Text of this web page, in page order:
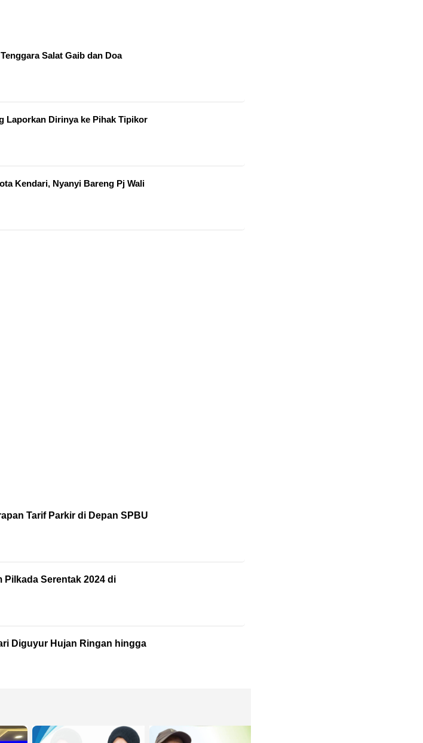
Salat Gaib dan Doa
Laporkan Dirinya ke Pihak Tipikor
Kendari, Nyanyi Bareng Pj Wali
Tarif Parkir di Depan SPBU
Pilkada Serentak 2024 di
Diguyur Hujan Ringan hingga